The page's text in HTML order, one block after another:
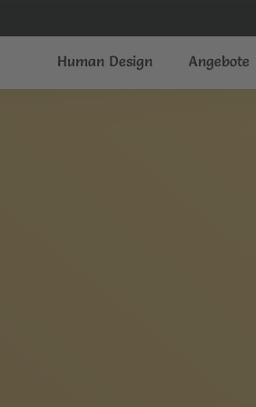
Human Design Angebote